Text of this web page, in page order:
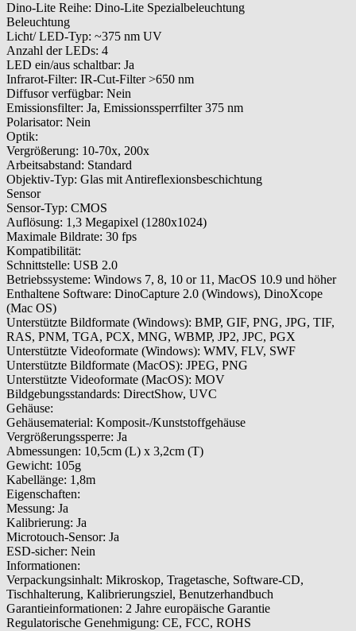
Dino-Lite Reihe: Dino-Lite Spezialbeleuchtung
Beleuchtung
Licht/ LED-Typ: ~375 nm UV
Anzahl der LEDs: 4
LED ein/aus schaltbar: Ja
Infrarot-Filter: IR-Cut-Filter >650 nm
Diffusor verfügbar: Nein
Emissionsfilter: Ja, Emissionssperrfilter 375 nm
Polarisator: Nein
Optik:
Vergrößerung: 10-70x, 200x
Arbeitsabstand: Standard
Objektiv-Typ: Glas mit Antireflexionsbeschichtung
Sensor
Sensor-Typ: CMOS
Auflösung: 1,3 Megapixel (1280x1024)
Maximale Bildrate: 30 fps
Kompatibilität:
Schnittstelle: USB 2.0
Betriebssysteme: Windows 7, 8, 10 or 11, MacOS 10.9 und höher
Enthaltene Software: DinoCapture 2.0 (Windows), DinoXcope
(Mac OS)
Unterstützte Bildformate (Windows): BMP, GIF, PNG, JPG, TIF,
RAS, PNM, TGA, PCX, MNG, WBMP, JP2, JPC, PGX
Unterstützte Videoformate (Windows): WMV, FLV, SWF
Unterstützte Bildformate (MacOS): JPEG, PNG
Unterstützte Videoformate (MacOS): MOV
Bildgebungsstandards: DirectShow, UVC
Gehäuse:
Gehäusematerial: Komposit-/Kunststoffgehäuse
Vergrößerungssperre: Ja
Abmessungen: 10,5cm (L) x 3,2cm (T)
Gewicht: 105g
Kabellänge: 1,8m
Eigenschaften:
Messung: Ja
Kalibrierung: Ja
Microtouch-Sensor: Ja
ESD-sicher: Nein
Informationen:
Verpackungsinhalt: Mikroskop, Tragetasche, Software-CD,
Tischhalterung, Kalibrierungsziel, Benutzerhandbuch
Garantieinformationen: 2 Jahre europäische Garantie
Regulatorische Genehmigung: CE, FCC, ROHS